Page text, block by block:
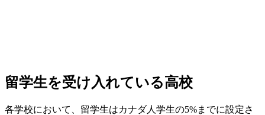
留学生を受け入れている高校
各学校において、留学生はカナダ人学生の5%までに設定さ